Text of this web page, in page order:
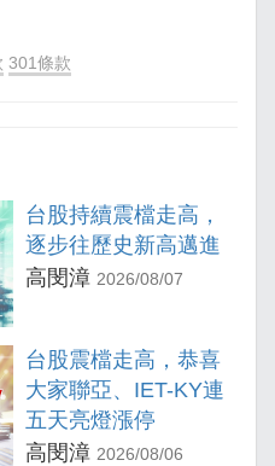
301條款
台股持續震檔走高，
逐步往歷史新高邁進
高閔漳 2026/08/07
台股震檔走高，恭喜
大家聯亞、IET-KY連
五天亮燈漲停
高閔漳 2026/08/06